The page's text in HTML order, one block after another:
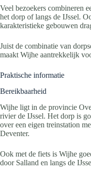
Veel bezoekers combineren
het dorp of langs de IJssel.
karakteristieke gebouwen
Juist de combinatie van
maakt Wijhe aantrekkelijk
Praktische informatie
Bereikbaarheid
Wijhe ligt in de provincie
rivier de IJssel. Het dorp is
over een eigen treinstation
Deventer.
Ook met de fiets is Wijhe
door Salland en langs de